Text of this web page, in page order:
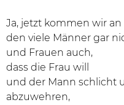
Ja, jetzt kommen wir
den viele Männer gar
und Frauen auch,
dass die Frau will
und der Mann schlicht
abzuwehren,